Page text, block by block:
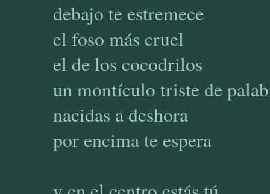
debajo te estremece
el foso más cruel
el de los cocodrilos
un montículo triste de
nacidas a deshora
por encima te espera